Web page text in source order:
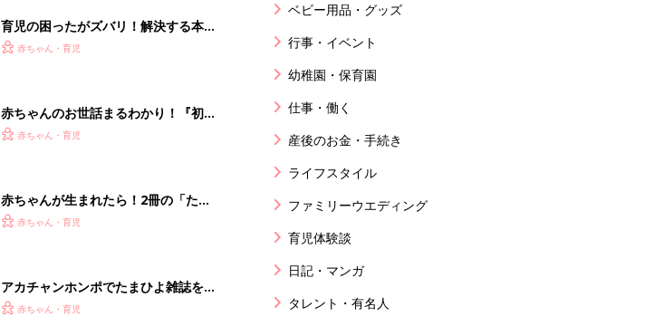
育児の困ったがズバリ！解決する本
『ひよこクラブ 秋号』 4カ月～2才
赤ちゃん・育児
赤ちゃんのお世話まるわかり！『初め
てのひよこクラブ 夏号』〈巻頭大特
赤ちゃん・育児
赤ちゃんが生まれたら！2冊の「たま
ひよ」
赤ちゃん・育児
アカチャンホンポでたまひよ雑誌を買
うとポイント10倍【期間限定】
赤ちゃん・育児
ベビー用品・グッズ
行事・イベント
幼稚園・保育園
仕事・働く
産後のお金・手続き
ライフスタイル
ファミリーウエディング
育児体験談
日記・マンガ
タレント・有名人